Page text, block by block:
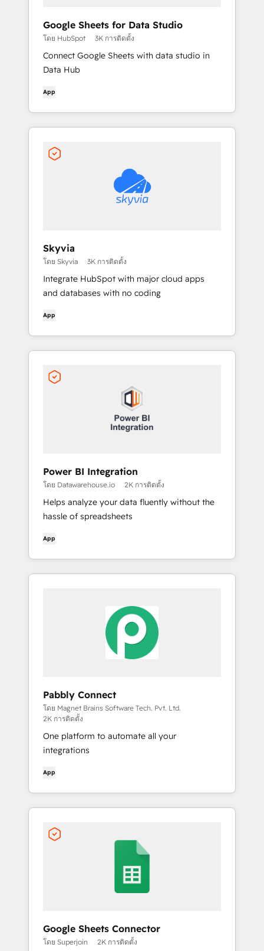
Google Sheets for Data Studio
โดย HubSpot 3K การติดตั้ง
Connect Google Sheets with data studio in
Data Hub
App
Skyvia
โดย Skyvia 3K การติดตั้ง
Integrate HubSpot with major cloud apps
and databases with no coding
App
Power BI Integration
โดย Datawarehouse.io 2K การติดตั้ง
Helps analyze your data fluently without the
hassle of spreadsheets
App
Pabbly Connect
โดย Magnet Brains Software Tech. Pvt. Ltd.
2K การติดตั้ง
One platform to automate all your
integrations
App
Google Sheets Connector
โดย Superjoin 2K การติดตั้ง